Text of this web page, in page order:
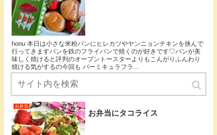
honu 本日は小さな米粉パンにヒレカツやヤンニョンチキンを挟んで
行ってきます⁡パンを鉄のフライパンで焼くのが好きです♡パンが美
味しく焼けると評判のオーブントースターよりもこんがりふんわり
焼ける気がするの⁡今回も バーミキュラフラ...
お弁当
お弁当にタコライス